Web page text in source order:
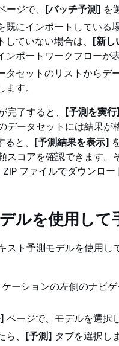
ージで、 [バッチ予測] を
既にインポートしている場
ていない場合は、
[新し
ンポートワークフローが
タセットのリストからデ
す。
完了すると、
[予測を実行]
データセットには結果が
と、 [予測結果を表示]
スコアを確認できます。
ファイルでダウンロー
ルを使用して
スト予測モデルを使用
ーションの左側のナビゲ
ページで、モデルを選択
、 [予測] タブを選択し